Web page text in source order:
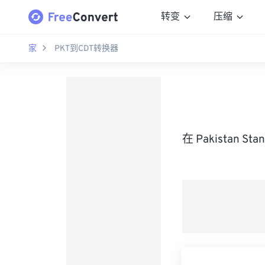
转变 压缩
家 PKT到CDT转换器
在 Pakistan